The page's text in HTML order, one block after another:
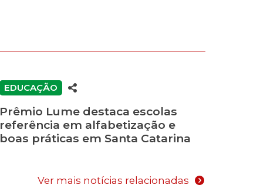
EDUCAÇÃO
Prêmio Lume destaca escolas
referência em alfabetização e
boas práticas em Santa Catarina
Ver mais notícias relacionadas